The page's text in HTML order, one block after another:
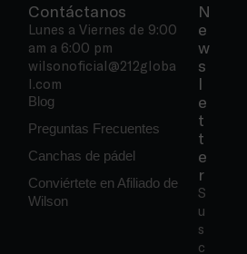
Contáctanos
Lunes a Viernes de 9:00
am a 6:00 pm
wilsonoficial@212globa
l.com
Blog
Preguntas Frecuentes
Canchas de pádel
Conviértete en Afiliado de
Wilson
N
e
w
s
l
e
t
t
e
r
S
u
s
c